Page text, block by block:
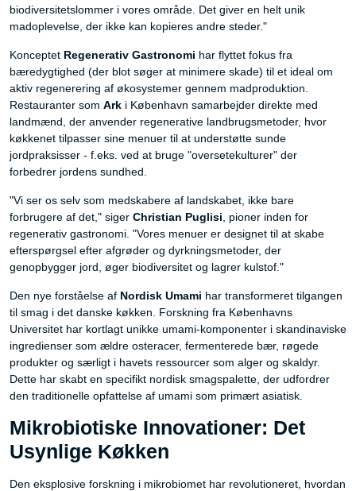
biodiversitetslommer i vores område. Det giver en helt unik
madoplevelse, der ikke kan kopieres andre steder."
Konceptet Regenerativ Gastronomi har flyttet fokus fra
bæredygtighed (der blot søger at minimere skade) til et ideal om
aktiv regenerering af økosystemer gennem madproduktion.
Restauranter som Ark i København samarbejder direkte med
landmænd, der anvender regenerative landbrugsmetoder, hvor
køkkenet tilpasser sine menuer til at understøtte sunde
jordpraksisser - f.eks. ved at bruge "oversetekulturer" der
forbedrer jordens sundhed.
"Vi ser os selv som medskabere af landskabet, ikke bare
forbrugere af det," siger Christian Puglisi , pioner inden for
regenerativ gastronomi. "Vores menuer er designet til at skabe
efterspørgsel efter afgrøder og dyrkningsmetoder, der
genopbygger jord, øger biodiversitet og lagrer kulstof."
Den nye forståelse af Nordisk Umami har transformeret tilgangen
til smag i det danske køkken. Forskning fra Københavns
Universitet har kortlagt unikke umami-komponenter i skandinaviske
ingredienser som ældre osteracer, fermenterede bær, røgede
produkter og særligt i havets ressourcer som alger og skaldyr.
Dette har skabt en specifikt nordisk smagspalette, der udfordrer
den traditionelle opfattelse af umami som primært asiatisk.
Mikrobiotiske Innovationer: Det
Usynlige Køkken
Den eksplosive forskning i mikrobiomet har revolutioneret, hvordan